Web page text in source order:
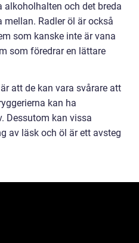
och det breda
Radler öl är också
som kanske inte är vana
som föredrar en lättare
att de kan vara svårare att
kan ha
Dessutom kan vissa
av läsk och öl är ett avsteg